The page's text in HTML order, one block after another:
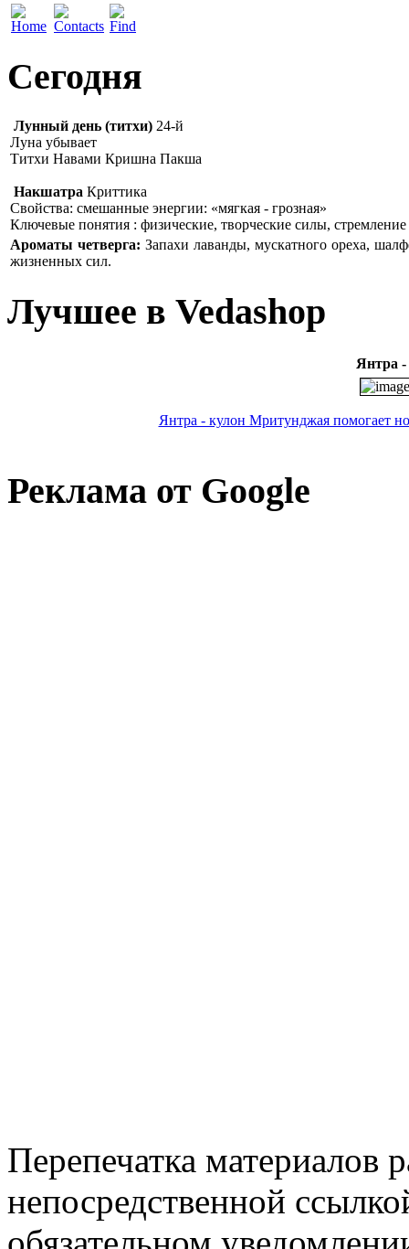
Сегодня
Лунный день (титхи) 24-й
Луна убывает
Титхи Навами Кришна Пакша
Накшатра Криттика
Свойства: смешанные энергии: «мягкая - грозная»
Ключевые понятия : физические, творческие силы,
Ароматы четверга:Запахи лаванды, мускатного ореха,
жизненных сил.
Лучшее в Vedashop
Янтра -
Янтра - кулон Мритунджая помогает
Реклама от Google
Перепечатка материалов
непосредственной